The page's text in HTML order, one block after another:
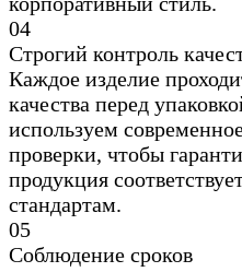
04
Строгий контроль
Каждое изделие
качества перед
используем
проверки, чтобы
продукция
стандартам.
05
Соблюдение сроков